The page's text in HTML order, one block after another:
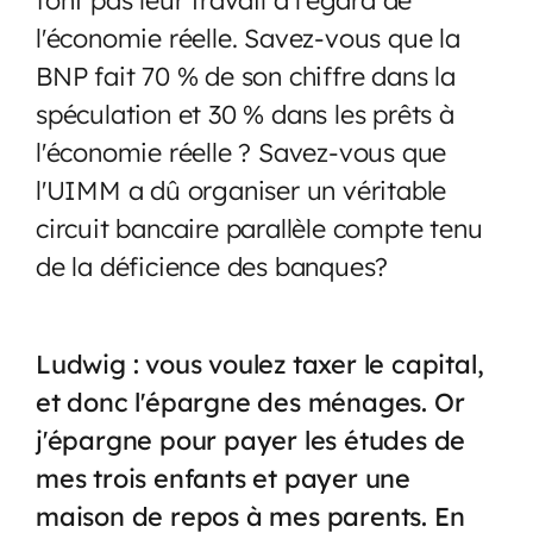
l'économie réelle. Savez-vous que la
BNP fait 70 % de son chiffre dans la
spéculation et 30 % dans les prêts à
l'économie réelle ? Savez-vous que
l'UIMM a dû organiser un véritable
circuit bancaire parallèle compte tenu
de la déficience des banques?
Ludwig : vous voulez taxer le capital,
et donc l'épargne des ménages. Or
j'épargne pour payer les études de
mes trois enfants et payer une
maison de repos à mes parents. En